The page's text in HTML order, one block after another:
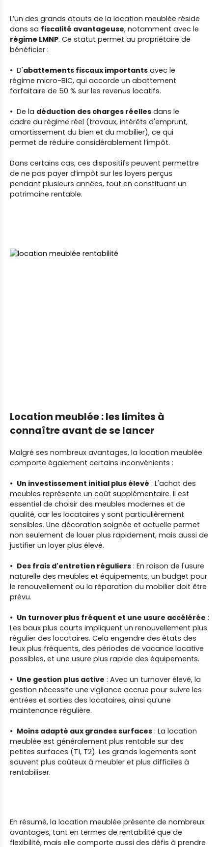
L’un des grands atouts de la location meublée réside
dans sa fiscalité avantageuse, notamment avec le
régime LMNP. Ce statut permet au propriétaire de
bénéficier :
D'abattements fiscaux importants avec le
régime micro-BIC, qui accorde un abattement
forfaitaire de 50 % sur les revenus locatifs.
De la déduction des charges réelles dans le
cadre du régime réel (travaux, intérêts d'emprunt,
amortissement du bien et du mobilier), ce qui
permet de réduire considérablement l’impôt.
Dans certains cas, ces dispositifs peuvent permettre
de ne pas payer d’impôt sur les loyers perçus
pendant plusieurs années, tout en constituant un
patrimoine rentable.
Location meublée : les limites à
connaître avant de se lancer
Malgré ses nombreux avantages, la location meublée
comporte également certains inconvénients :
Un investissement initial plus élevé : L'achat des
meubles représente un coût supplémentaire. Il est
essentiel de choisir des meubles modernes et de
qualité, car les locataires y sont particulièrement
sensibles. Une décoration soignée et actuelle permet
non seulement de louer plus rapidement, mais aussi de
justifier un loyer plus élevé.
Des frais d'entretien réguliers : En raison de l'usure
naturelle des meubles et équipements, un budget pour
le renouvellement ou la réparation du mobilier doit être
prévu.
Un turnover plus fréquent et une usure accélérée :
Les baux plus courts impliquent un renouvellement plus
régulier des locataires. Cela engendre des états des
lieux plus fréquents, des périodes de vacance locative
possibles, et une usure plus rapide des équipements.
Une gestion plus active : Avec un turnover élevé, la
gestion nécessite une vigilance accrue pour suivre les
entrées et sorties des locataires, ainsi qu’une
maintenance régulière.
Moins adapté aux grandes surfaces : La location
meublée est généralement plus rentable sur des
petites surfaces (T1, T2). Les grands logements sont
souvent plus coûteux à meubler et plus difficiles à
rentabiliser.
En résumé, la location meublée présente de nombreux
avantages, tant en termes de rentabilité que de
flexibilité, mais elle comporte aussi des défis à prendre